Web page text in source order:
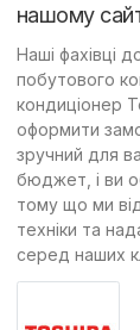
нашому
Наші фахівці
побутового
кондиціонер
оформити
зручний для
бюджет, і ви
тому що ми
техніки та
серед наших